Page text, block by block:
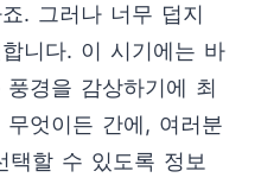
. 그러나 너무 덥지
니다. 이 시기에는 바
경을 감상하기에 최
엇이든 간에, 여러분
택할 수 있도록 정보